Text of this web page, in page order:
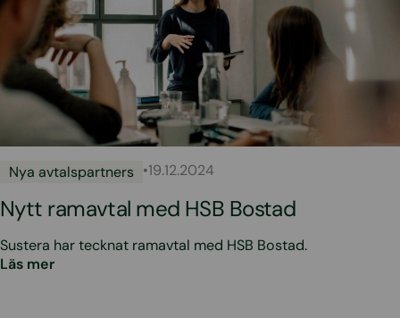
Nya avtalspartners •19.12.2024
Nytt ramavtal med HSB Bostad
Sustera har tecknat ramavtal med HSB Bostad.
Läs mer